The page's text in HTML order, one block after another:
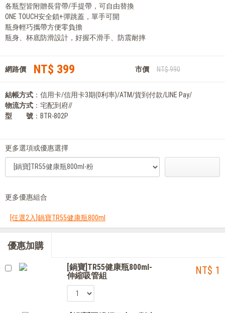
各瓶型皆附贈長背帶/手提帶，可自由替換
ONE TOUCH安全鎖+彈跳蓋，單手可開
瓶身輕巧攜帶方便零負擔
瓶身、杯底防滑設計，好握不滑手、防震耐摔
網路價 NT$ 399 市價 NT$ 990
結帳方式 ：信用卡/信用卡3期(0利率)/ATM/貨到付款/LINE Pay/
物流方式 ：宅配到府//
型 號 ：BTR-802P
更多選項或優惠選擇
更多優惠組合
[任選2入]鍋寶TR55健康瓶800ml
優惠加購
[鍋寶]TR55健康瓶800ml-
伸縮吸管組
NT$ 1